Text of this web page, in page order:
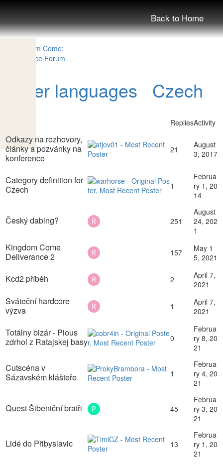
Back to Home
Other languages Czech
RepliesActivity
Odkazy na rozhovory,
články a pozvánky na
konference
21
August
3, 2017
Category definition for
Czech
1
Februa
ry 1, 20
14
Český dabing? 251
August
24, 202
1
Kingdom Come
Deliverance 2
157
May 1
5, 2021
Kcd2 příběh 2
April 7,
2021
Sváteční hardcore
výzva
1
April 7,
2021
Totálny bizár - Pious
zdrhol z Ratajskej basy
0
Februa
ry 8, 20
21
Cutscéna v
Sázavském klášteře
1
Februa
ry 4, 20
21
Quest Šibeniční bratři 45
Februa
ry 3, 20
21
Lidé do Přibyslavic 13
Februa
ry 1, 20
21